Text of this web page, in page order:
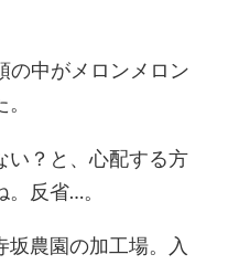
の中がメロンメロン
い？と、心配する方
反省…。
農園の加工場。入